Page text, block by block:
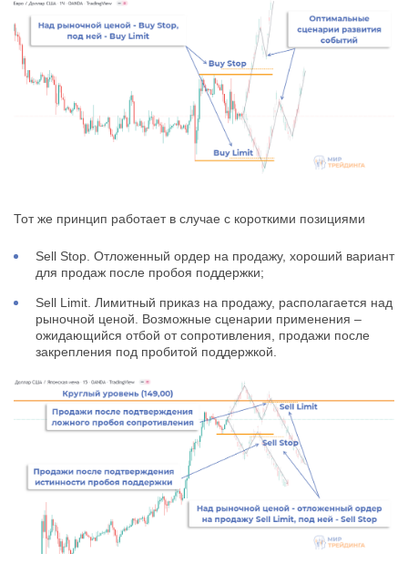
Тот же принцип работает в случае с короткими позициями
Sell Stop. Отложенный ордер на продажу, хороший вариант
для продаж после пробоя поддержки;
Sell Limit. Лимитный приказ на продажу, располагается над
рыночной ценой. Возможные сценарии применения –
ожидающийся отбой от сопротивления, продажи после
закрепления под пробитой поддержкой.